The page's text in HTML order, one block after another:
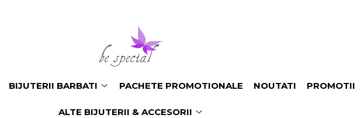
BIJUTERII BARBATI PACHETE PROMOTIONALE NOUTATI PROMOTII
ALTE BIJUTERII & ACCESORII